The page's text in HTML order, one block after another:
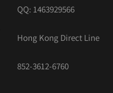
QQ: 1463929566
Hong Kong Direct Line
852-3612-6760